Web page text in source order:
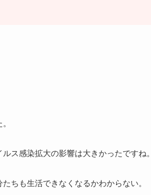
ス感染拡大の影響は大きかったですね。
ちも生活できなくなるかわからない。